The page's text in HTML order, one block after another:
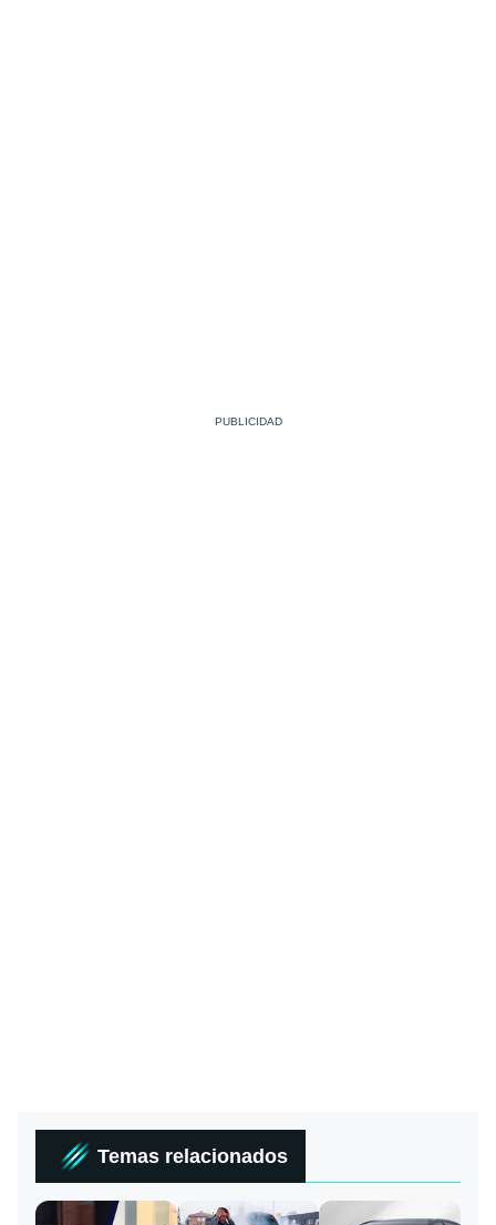
Temas relacionados